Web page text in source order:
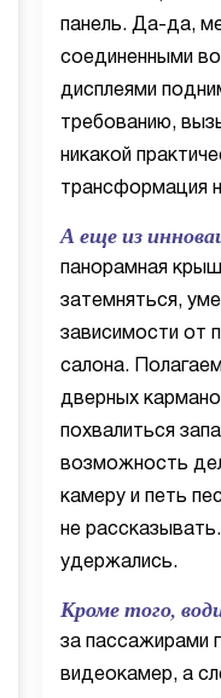
панель. Да-да,
соединенными
дисплеями
требованию,
никакой
трансформация
А еще из
панорамная
затемняться,
зависимости от
салона.
дверных
похвалиться
возможность
камеру и петь
не
удержались.
Кроме того,
за пассажирами
видеокамер, а